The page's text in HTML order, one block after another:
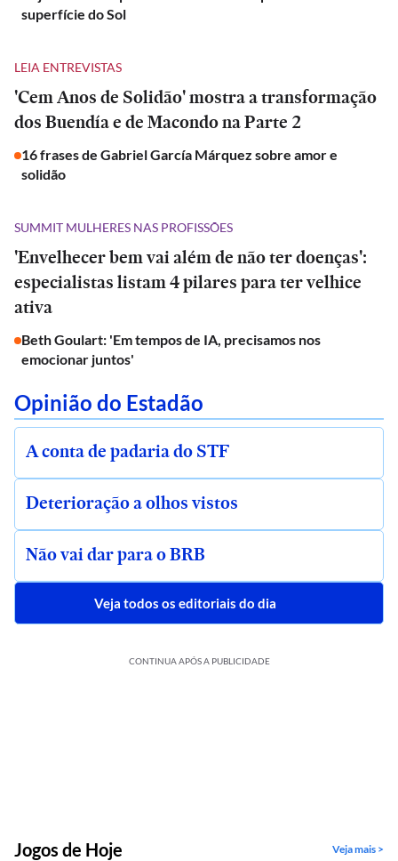
superfície do Sol
LEIA ENTREVISTAS
'Cem Anos de Solidão' mostra a transformação
dos Buendía e de Macondo na Parte 2
16 frases de Gabriel García Márquez sobre amor e
solidão
SUMMIT MULHERES NAS PROFISSÕES
'Envelhecer bem vai além de não ter doenças':
especialistas listam 4 pilares para ter velhice
ativa
Beth Goulart: 'Em tempos de IA, precisamos nos
emocionar juntos'
Opinião do Estadão
A conta de padaria do STF
Deterioração a olhos vistos
Não vai dar para o BRB
Veja todos os editoriais do dia
CONTINUA APÓS A PUBLICIDADE
Jogos de Hoje Veja mais >